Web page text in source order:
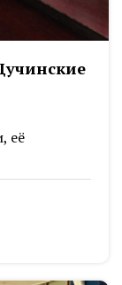
её